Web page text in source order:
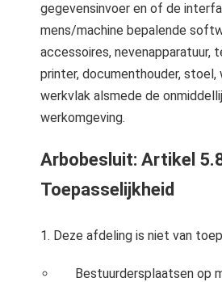
gegevensinvoer en of de
mens/machine bepalende
accessoires, nevenapparatuur,
printer, documenthouder,
werkvlak alsmede de
werkomgeving.
Arbobesluit: Artikel
Toepasselijkheid
1. Deze afdeling is niet van
Bestuurdersplaatsen op
op
Hierdoor
website-